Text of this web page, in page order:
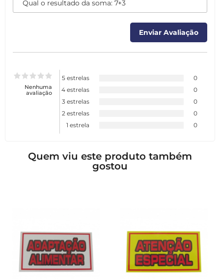
Nenhuma
avaliação
5 estrelas
0
4 estrelas
0
3 estrelas
0
2 estrelas
0
1 estrela
0
Quem viu este produto também
gostou